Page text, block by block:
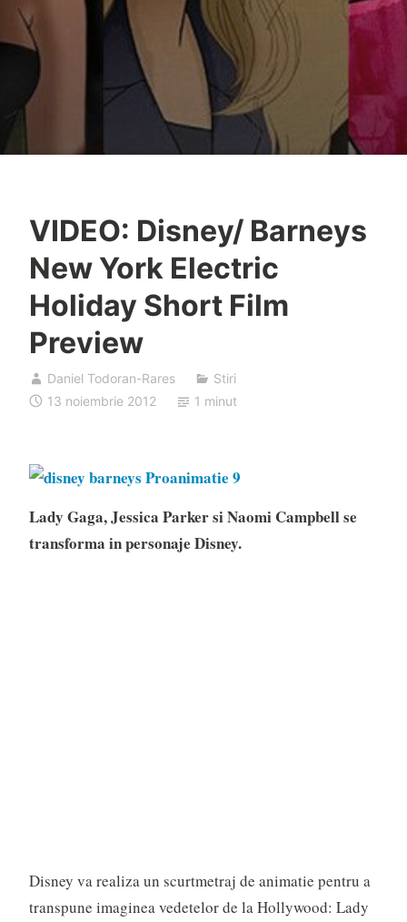
VIDEO: Disney/ Barneys
New York Electric
Holiday Short Film
Preview
Daniel Todoran-Rares
Stiri
13 noiembrie 2012
1 minut
Lady Gaga, Jessica Parker si Naomi Campbell se
transforma in personaje Disney.
Disney va realiza un scurtmetraj de animatie pentru a
transpune imaginea vedetelor de la Hollywood: Lady